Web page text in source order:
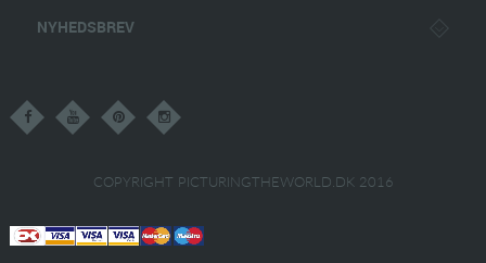
NYHEDSBREV
COPYRIGHT PICTURINGTHEWORLD.DK 2016